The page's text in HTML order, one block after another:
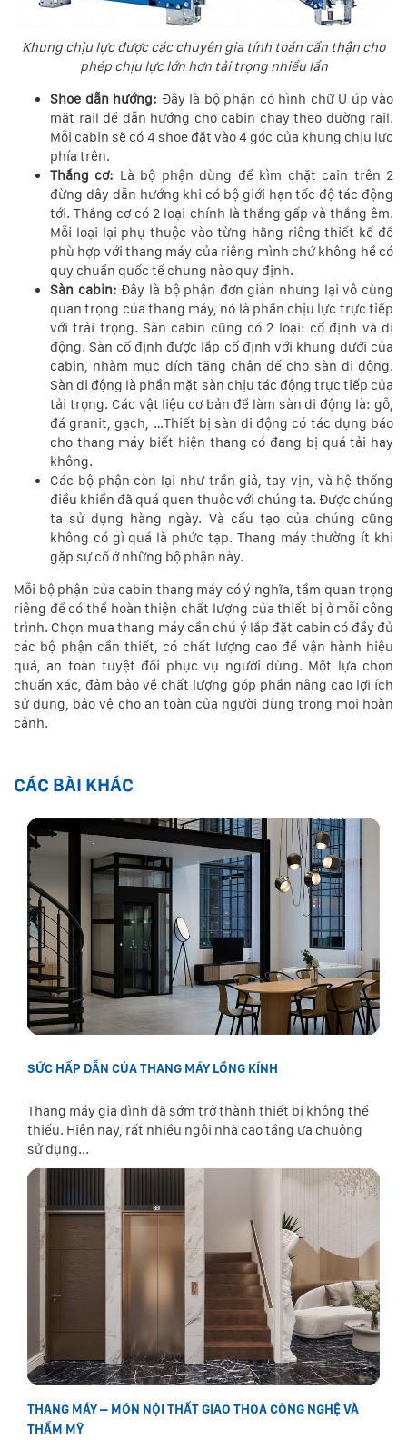
Khung chịu lực được các chuyên gia tính toán cẩn thận cho
phép chịu lực lớn hơn tải trọng nhiều lần
Shoe dẫn hướng: Đây là bộ phận có hình chữ U úp vào
mặt rail để dẫn hướng cho cabin chạy theo đường rail.
Mỗi cabin sẽ có 4 shoe đặt vào 4 góc của khung chịu lực
phía trên.
Thắng cơ: Là bộ phận dùng để kìm chặt cain trên 2
đừng dây dẫn hướng khi có bộ giới hạn tốc độ tác động
tới. Thắng cơ có 2 loại chính là thắng gấp và thắng êm.
Mỗi loại lại phụ thuộc vào từng hãng riêng thiết kế để
phù hợp với thang máy của riêng mình chứ không hề có
quy chuẩn quốc tế chung nào quy định.
Sàn cabin: Đây là bộ phận đơn giản nhưng lại vô cùng
quan trọng của thang máy, nó là phần chịu lực trực tiếp
với trải trọng. Sàn cabin cũng có 2 loại: cố định và di
động. Sàn cố định được lắp cố định với khung dưới của
cabin, nhằm mục đích tăng chân đế cho sàn di động.
Sàn di động là phần mặt sàn chịu tác động trực tiếp của
tải trọng. Các vật liệu cơ bản để làm sàn di động là: gỗ,
đá granit, gạch, …Thiết bị sàn di động có tác dụng báo
cho thang máy biết hiện thang có đang bị quá tải hay
không.
Các bộ phận còn lại như trần giả, tay vịn, và hệ thống
điều khiển đã quá quen thuộc với chúng ta. Được chúng
ta sử dụng hàng ngày. Và cấu tạo của chúng cũng
không có gì quá là phức tạp. Thang máy thường ít khi
gặp sự cố ở những bộ phận này.
Mỗi bộ phận của cabin thang máy có ý nghĩa, tầm quan trọng
riêng để có thể hoàn thiện chất lượng của thiết bị ở mỗi công
trình. Chọn mua thang máy cần chú ý lắp đặt cabin có đầy đủ
các bộ phận cần thiết, có chất lượng cao để vận hành hiệu
quả, an toàn tuyệt đối phục vụ người dùng. Một lựa chọn
chuẩn xác, đảm bảo về chất lượng góp phần nâng cao lợi ích
sử dụng, bảo vệ cho an toàn của người dùng trong mọi hoàn
cảnh.
CÁC BÀI KHÁC
SỨC HẤP DẪN CỦA THANG MÁY LỒNG KÍNH
Thang máy gia đình đã sớm trở thành thiết bị không thể
thiếu. Hiện nay, rất nhiều ngôi nhà cao tầng ưa chuộng
sử dụng...
THANG MÁY – MÓN NỘI THẤT GIAO THOA CÔNG NGHỆ VÀ
THẨM MỸ